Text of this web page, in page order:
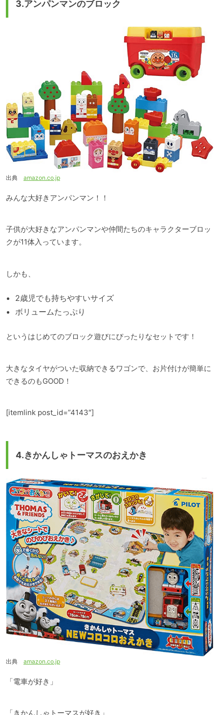
3.アンパンマンのブロック
出典 amazon.co.jp
みんな大好きアンパンマン！！
子供が大好きなアンパンマンや仲間たちのキャラクターブロッ
クが11体入っています。
しかも、
2歳児でも持ちやすいサイズ
ボリュームたっぷり
というはじめてのブロック遊びにぴったりなセットです！
大きなタイヤがついた収納できるワゴンで、お片付けが簡単に
できるのもGOOD！
[itemlink post_id=”4143″]
4.きかんしゃトーマスのおえかき
出典 amazon.co.jp
「電車が好き」
「きかんしゃトーマスが好き」